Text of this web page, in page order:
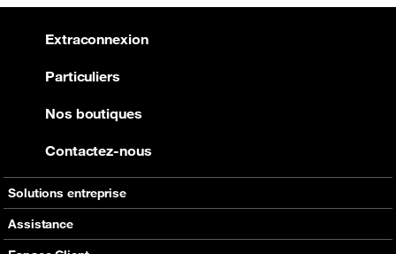
Solutions entreprise
Services à valeur ajoutée
Orange Money
Assistance
Extraconnexion
Particuliers
Nos boutiques
Contactez-nous